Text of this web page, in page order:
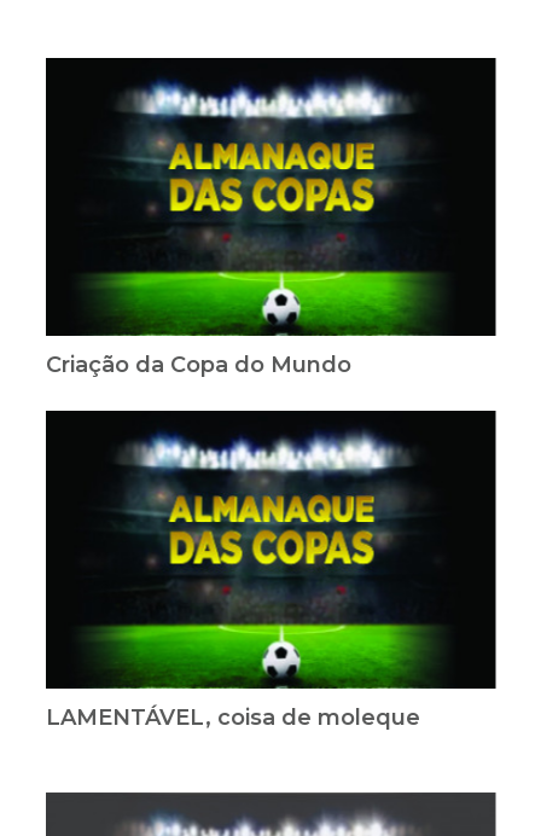
Criação da Copa do Mundo
LAMENTÁVEL, coisa de moleque